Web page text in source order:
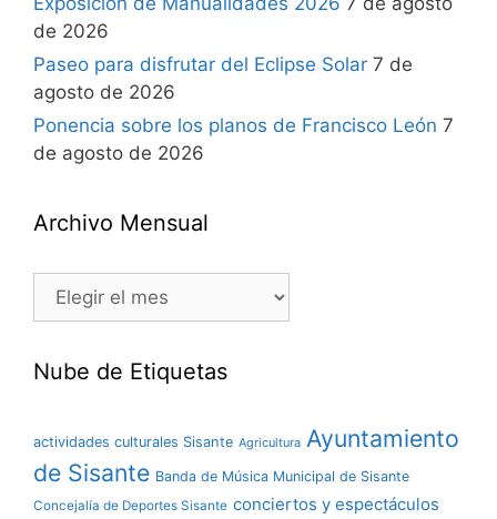
de 2026
Paseo para disfrutar del Eclipse Solar 7 de
agosto de 2026
Ponencia sobre los planos de Francisco León 7
de agosto de 2026
Archivo Mensual
Nube de Etiquetas
actividades culturales Sisante Agricultura Ayuntamiento
de Sisante Banda de Música Municipal de Sisante
Concejalía de Deportes Sisante conciertos y espectáculos